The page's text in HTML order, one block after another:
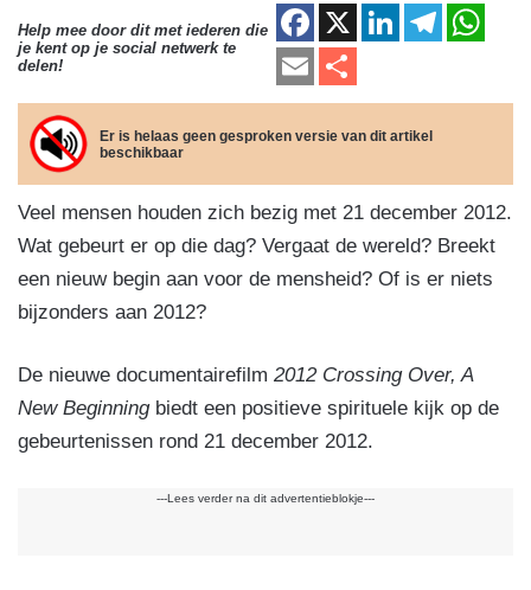
Help mee door dit met iederen die
je kent op je social netwerk te
delen!
F
a
c
e
b
o
o
k
X
Li
k
e
dI
n
T
e
a
m
at
A
p
p
E
m
ail
el
e
n
Er is helaas geen gesproken versie van dit artikel
beschikbaar
Veel mensen houden zich bezig met 21 december 2012.
Wat gebeurt er op die dag? Vergaat de wereld? Breekt
een nieuw begin aan voor de mensheid? Of is er niets
bijzonders aan 2012?
De nieuwe documentairefilm 2012 Crossing Over, A
New Beginningbiedt een positieve spirituele kijk op de
gebeurtenissen rond 21 december 2012.
---Lees verder na dit advertentieblokje---